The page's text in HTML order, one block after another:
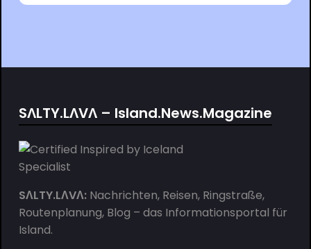
SΛLTY.LΛVΛ – Island.News.Magazine
SΛLTY.LΛVΛ:Nachrichten, Reisen, Ringstraße,
Routenplanung, Blog – das Informationsportal für
Island.